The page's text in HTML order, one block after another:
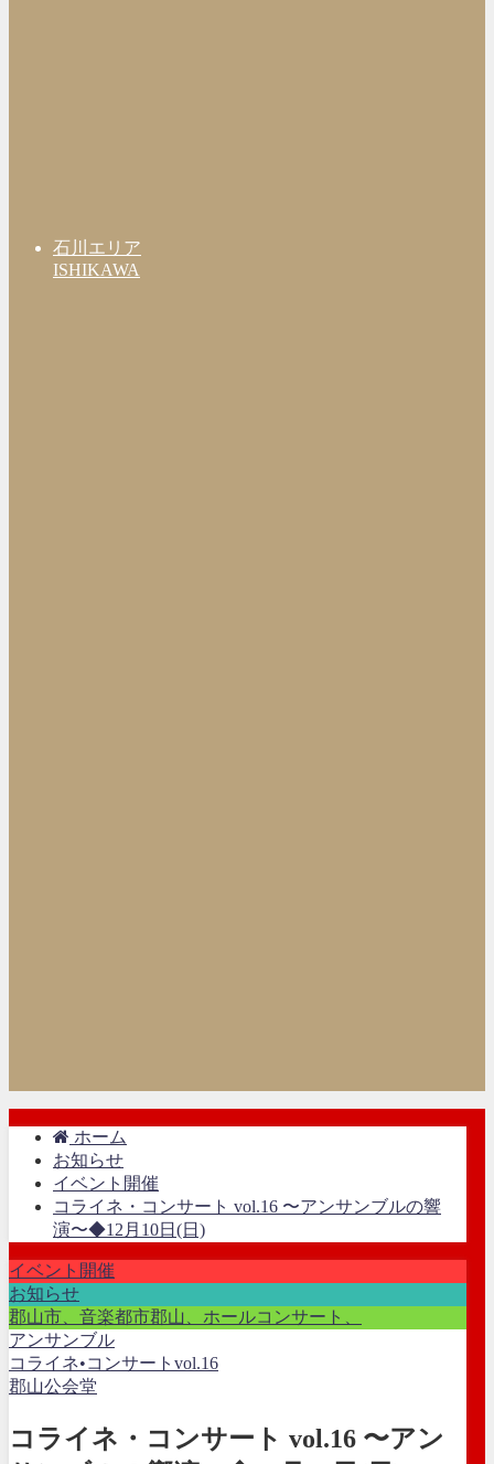
石川エリア
ISHIKAWA
ホーム
お知らせ
イベント開催
コライネ・コンサート vol.16 〜アンサンブルの響
演〜◆12月10日(日)
イベント開催
お知らせ
郡山市、音楽都市郡山、ホールコンサート、
アンサンブル
コライネ•コンサートvol.16
郡山公会堂
コライネ・コンサート vol.16 〜アン